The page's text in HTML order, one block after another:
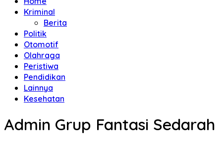
Kriminal
Berita
Politik
Otomotif
Olahraga
Peristiwa
Pendidikan
Lainnya
Kesehatan
Admin Grup Fantasi Sedarah